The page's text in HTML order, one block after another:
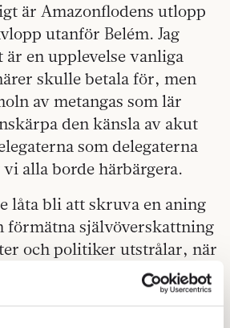
är Amazonflodens utlopp
utanför Belém. Jag
en upplevelse vanliga
skulle betala för, men
av metangas som lär
den känsla av akut
som delegaterna
alla borde härbärgera.
låta bli att skruva en aning
förmätna självöverskattning
och politiker utstrålar, när
de har makt över väder
sin vana trogen, kommer